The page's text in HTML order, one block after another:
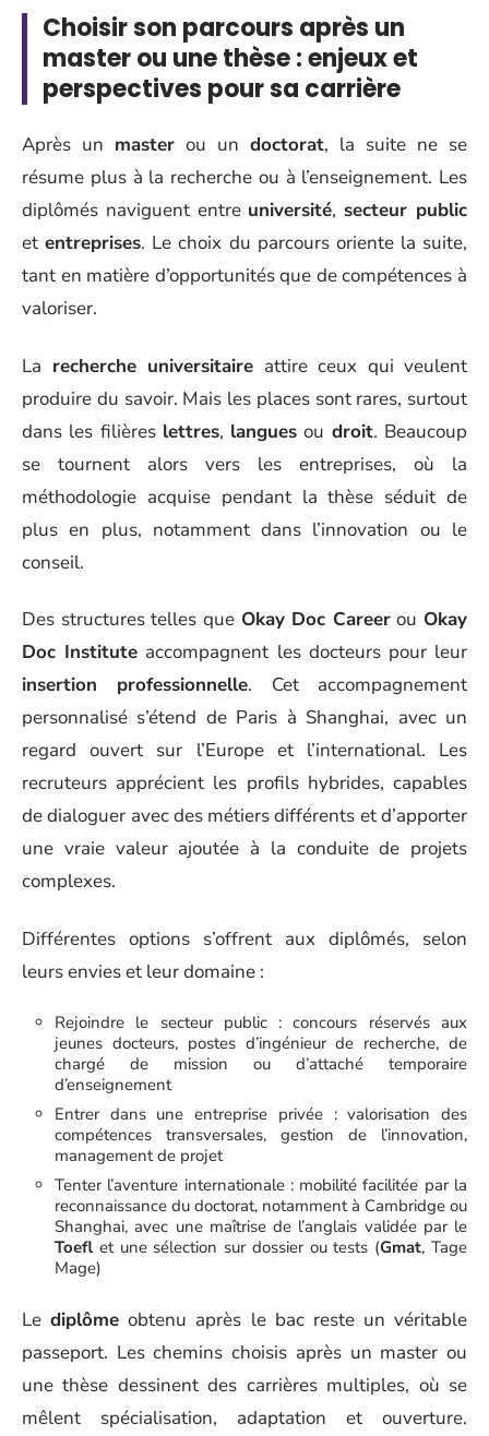
Choisir son parcours après un
master ou une thèse : enjeux et
perspectives pour sa carrière
Après un master ou un doctorat, la suite ne se
résume plus à la recherche ou à l’enseignement. Les
diplômés naviguent entre université, secteur public
etentreprises. Le choix du parcours oriente la suite,
tant en matière d’opportunités que de compétences à
valoriser.
La recherche universitaire attire ceux qui veulent
produire du savoir. Mais les places sont rares, surtout
dans les filières lettres, langues ou droit. Beaucoup
se tournent alors vers les entreprises, où la
méthodologie acquise pendant la thèse séduit de
plus en plus, notamment dans l’innovation ou le
conseil.
Des structures telles que Okay Doc Careerou Okay
Doc Institute accompagnent les docteurs pour leur
insertion professionnelle. Cet accompagnement
personnalisé s’étend de Paris à Shanghai, avec un
regard ouvert sur l’Europe et l’international. Les
recruteurs apprécient les profils hybrides, capables
de dialoguer avec des métiers différents et d’apporter
une vraie valeur ajoutée à la conduite de projets
complexes.
Différentes options s’offrent aux diplômés, selon
leurs envies et leur domaine :
Rejoindre le secteur public : concours réservés aux
jeunes docteurs, postes d’ingénieur de recherche, de
chargé de mission ou d’attaché temporaire
d’enseignement
Entrer dans une entreprise privée : valorisation des
compétences transversales, gestion de l’innovation,
management de projet
Tenter l’aventure internationale : mobilité facilitée par la
reconnaissance du doctorat, notamment à Cambridge ou
Shanghai, avec une maîtrise de l’anglais validée par le
Toefl et une sélection sur dossier ou tests (Gmat, Tage
Mage)
Lediplôme obtenu après le bac reste un véritable
passeport. Les chemins choisis après un master ou
une thèse dessinent des carrières multiples, où se
mêlent spécialisation, adaptation et ouverture.